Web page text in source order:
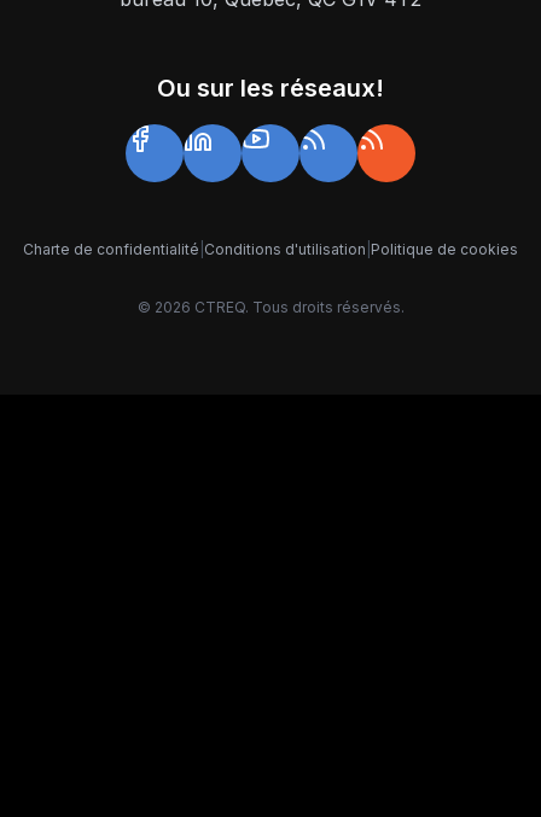
Ou sur les réseaux!
Charte de confidentialité Conditions d'utilisation Politique de cookies
© 2026 CTREQ. Tous droits réservés.